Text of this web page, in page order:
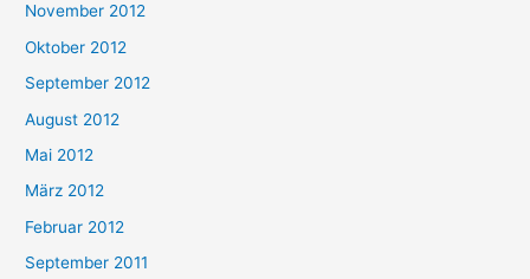
November 2012
Oktober 2012
September 2012
August 2012
Mai 2012
März 2012
Februar 2012
September 2011